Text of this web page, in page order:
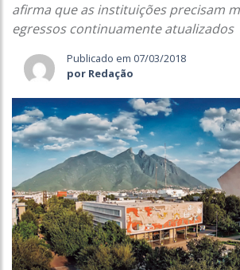
afirma que as instituições precisam
egressos continuamente atualizados
Publicado em 07/03/2018
por Redação